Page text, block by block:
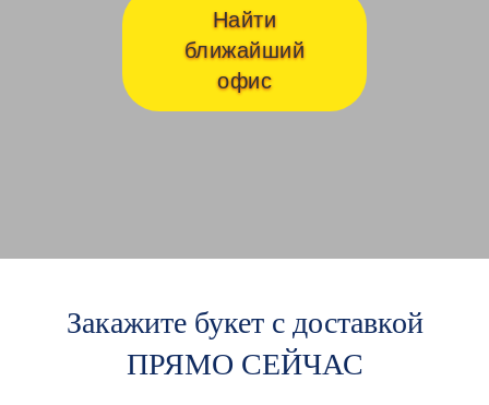
Найти
ближайший
офис
Закажите букет с доставкой
ПРЯМО СЕЙЧАС